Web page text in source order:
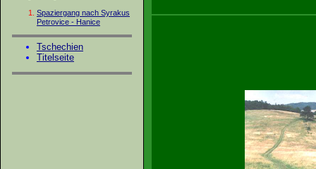
Spaziergang nach Syrakus
Petrovice - Hanice
Tschechien
Titelseite